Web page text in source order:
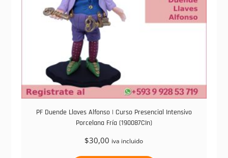
PF Duende Llaves Alfonso | Curso Presencial Intensivo
Porcelana Fría (190087CIn)
$30,00 iva incluido